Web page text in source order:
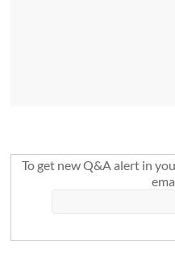
To get new Q&A alert in